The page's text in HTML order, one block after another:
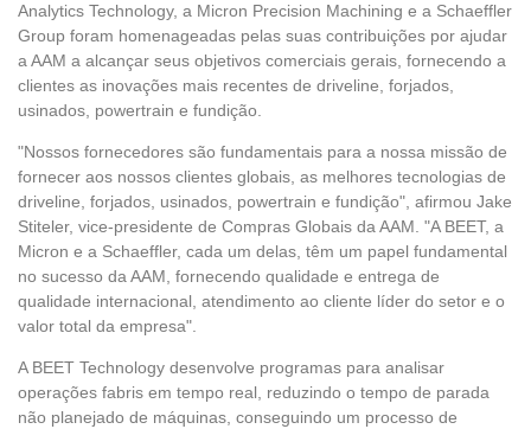
Analytics Technology, a Micron Precision Machining e a Schaeffler
Group foram homenageadas pelas suas contribuições por ajudar
a AAM a alcançar seus objetivos comerciais gerais, fornecendo a
clientes as inovações mais recentes de driveline, forjados,
usinados, powertrain e fundição.
"Nossos fornecedores são fundamentais para a nossa missão de
fornecer aos nossos clientes globais, as melhores tecnologias de
driveline, forjados, usinados, powertrain e fundição", afirmou Jake
Stiteler, vice-presidente de Compras Globais da AAM. "A BEET, a
Micron e a Schaeffler, cada um delas, têm um papel fundamental
no sucesso da AAM, fornecendo qualidade e entrega de
qualidade internacional, atendimento ao cliente líder do setor e o
valor total da empresa".
A BEET Technology desenvolve programas para analisar
operações fabris em tempo real, reduzindo o tempo de parada
não planejado de máquinas, conseguindo um processo de